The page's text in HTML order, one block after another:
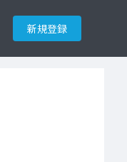
新規登録